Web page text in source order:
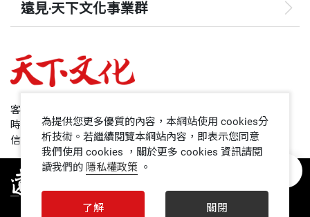
遠見‧天下文化事業群
哈佛商業評論
領導影響力學院
1號課堂
客服專線：+886 2 2662-0012
時間：週一~週五9:00~12:30;13:30~17:00
信箱：service@cwgv.com.tw
為提供您更多優質的內容，本網站使用 cookies分
析技術。若繼續閱覽本網站內容，即表示您同意
我們使用 cookies ，關於更多 cookies 資訊請閱
讀我們的 隱私權政策 。
了解 關閉